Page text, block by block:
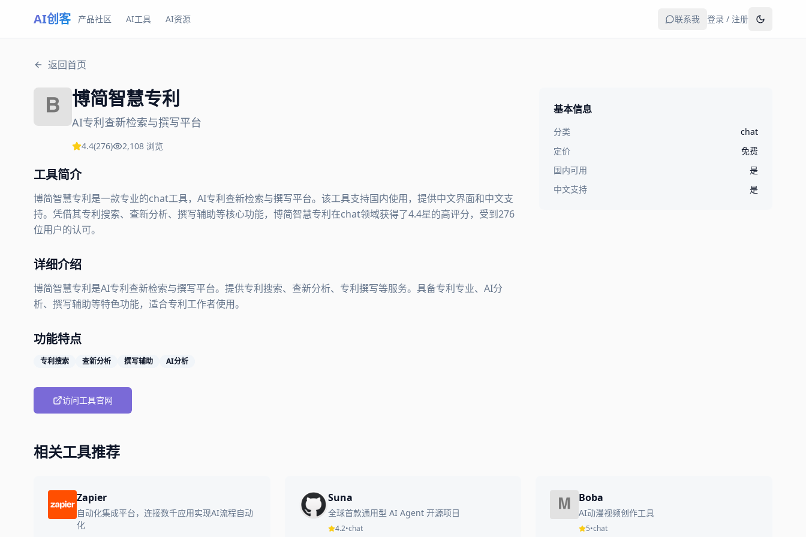
AI创客 产品社区 AI工具 AI资源 联系我 登录 / 注册
返回首页
博简智慧专利
AI专利查新检索与撰写平台
4.4(276) 2,108 浏览
工具简介
博简智慧专利是一款专业的chat工具，AI专利查新检索与撰写平台。该工具支持国内使用，提供中文界面和中文支
持。凭借其专利搜索、查新分析、撰写辅助等核心功能，博简智慧专利在chat领域获得了4.4星的高评分，受到276
位用户的认可。
详细介绍
博简智慧专利是AI专利查新检索与撰写平台。提供专利搜索、查新分析、专利撰写等服务。具备专利专业、AI分
析、撰写辅助等特色功能，适合专利工作者使用。
功能特点
专利搜索 查新分析 撰写辅助 AI分析
访问工具官网
基本信息
分类
chat
定价
免费
国内可用
是
中文支持
是
相关工具推荐
Zapier
自动化集成平台，连接数千应用实现AI流程自动
化
Suna
全球首款通用型 AI Agent 开源项目
4.2•chat
Boba
AI动漫视频创作工具
5•chat